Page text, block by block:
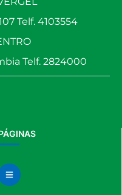
Telf. 4103554
Telf. 2824000